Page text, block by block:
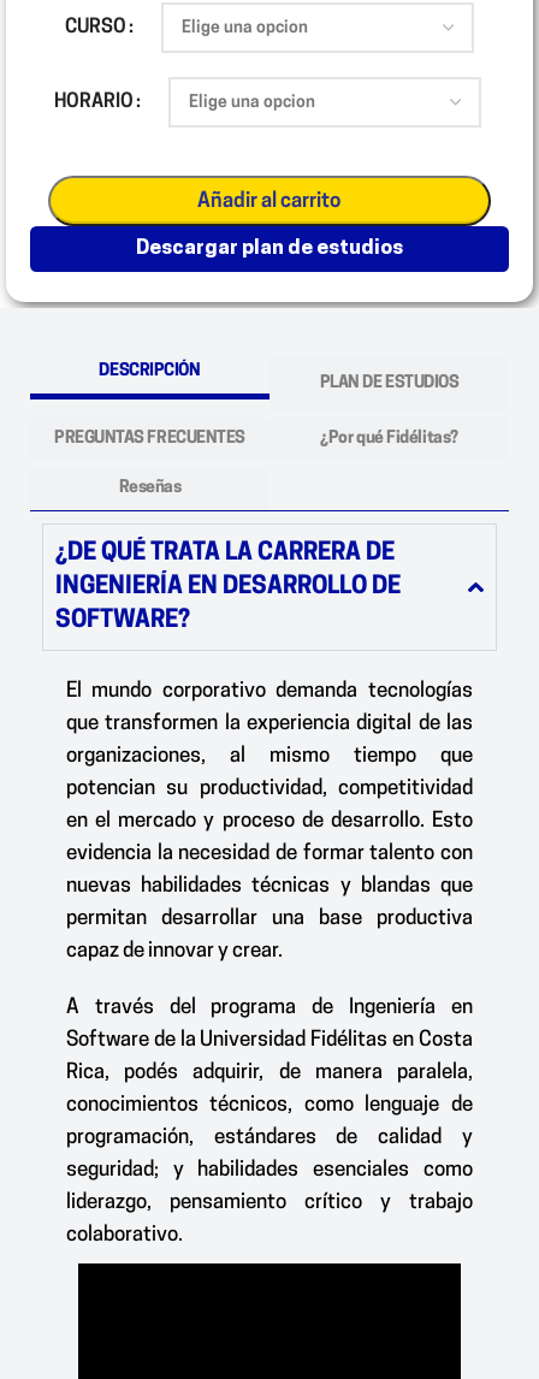
CURSO
HORARIO
Añadir al carrito
descargar plan de estudios
DESCRIPCIÓN
PLAN DE ESTUDIOS
PREGUNTAS FRECUENTES ¿Por qué Fidélitas?
Reseñas
¿DE QUÉ TRATA LA CARRERA DE
INGENIERÍA EN DESARROLLO DE
SOFTWARE?
El mundo corporativo demanda tecnologías
que transformen la experiencia digital de las
organizaciones, al mismo tiempo que
potencian su productividad, competitividad
en el mercado y proceso de desarrollo. Esto
evidencia la necesidad de formar talento con
nuevas habilidades técnicas y blandas que
permitan desarrollar una base productiva
capaz de innovar y crear.
A través del programa de Ingeniería en
Software de la Universidad Fidélitas en Costa
Rica, podés adquirir, de manera paralela,
conocimientos técnicos, como lenguaje de
programación, estándares de calidad y
seguridad; y habilidades esenciales como
liderazgo, pensamiento crítico y trabajo
colaborativo.